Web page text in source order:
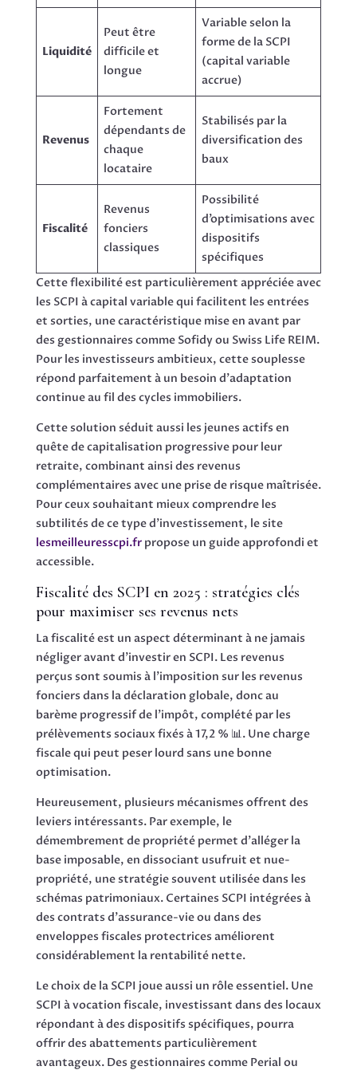
Liquidité
Peut être
difficile et
longue
Variable selon la
forme de la SCPI
(capital variable
accrue)
Revenus
Fortement
dépendants de
chaque
locataire
Stabilisés par la
diversification des
baux
Fiscalité
Revenus
fonciers
classiques
Possibilité
d’optimisations avec
dispositifs
spécifiques
Cette flexibilité est particulièrement appréciée avec
les SCPI à capital variable qui facilitent les entrées
et sorties, une caractéristique mise en avant par
des gestionnaires comme Sofidy ou Swiss Life REIM.
Pour les investisseurs ambitieux, cette souplesse
répond parfaitement à un besoin d’adaptation
continue au fil des cycles immobiliers.
Cette solution séduit aussi les jeunes actifs en
quête de capitalisation progressive pour leur
retraite, combinant ainsi des revenus
complémentaires avec une prise de risque maîtrisée.
Pour ceux souhaitant mieux comprendre les
subtilités de ce type d’investissement, le site
lesmeilleuresscpi.frpropose un guide approfondi et
accessible.
Fiscalité des SCPI en 2025 : stratégies clés
pour maximiser ses revenus nets
La fiscalité est un aspect déterminant à ne jamais
négliger avant d’investir en SCPI. Les revenus
perçus sont soumis à l’imposition sur les revenus
fonciers dans la déclaration globale, donc au
barème progressif de l’impôt, complété par les
prélèvements sociaux fixés à 17,2 % 📊. Une charge
fiscale qui peut peser lourd sans une bonne
optimisation.
Heureusement, plusieurs mécanismes offrent des
leviers intéressants. Par exemple, le
démembrement de propriété permet d’alléger la
base imposable, en dissociant usufruit et nue-
propriété, une stratégie souvent utilisée dans les
schémas patrimoniaux. Certaines SCPI intégrées à
des contrats d’assurance-vie ou dans des
enveloppes fiscales protectrices améliorent
considérablement la rentabilité nette.
Le choix de la SCPI joue aussi un rôle essentiel. Une
SCPI à vocation fiscale, investissant dans des locaux
répondant à des dispositifs spécifiques, pourra
offrir des abattements particulièrement
avantageux. Des gestionnaires comme Perial ou